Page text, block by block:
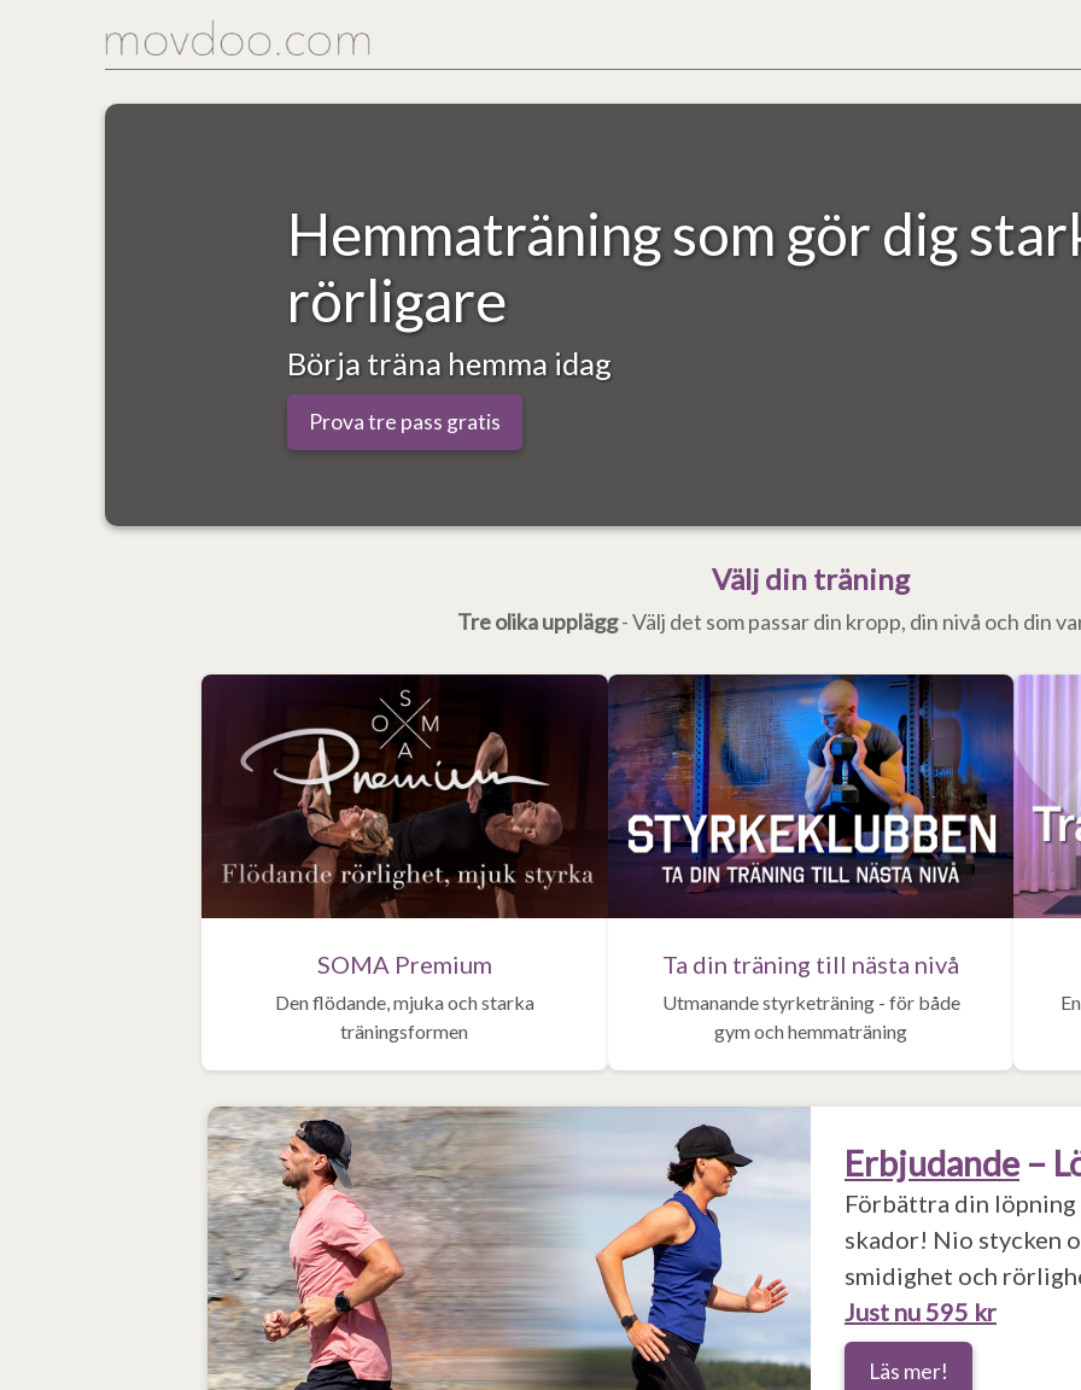
Hemmaträning som gör dig
rörligare
Börja träna hemma idag
Prova tre pass gratis
Välj din träning
Tre olika upplägg- Välj det som passar din kropp, din nivå och din
SOMA Premium
Den flödande, mjuka och starka
träningsformen
Ta din träning till nästa nivå
Utmanande styrketräning - för både
gym och hemmaträning
Erbjudande–
Förbättra din
skador! Nio stycken
smidighet och
Just nu 595 kr
Läs mer!